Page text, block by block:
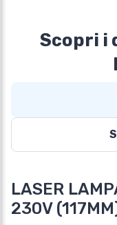
Scopri i
LASER
230V